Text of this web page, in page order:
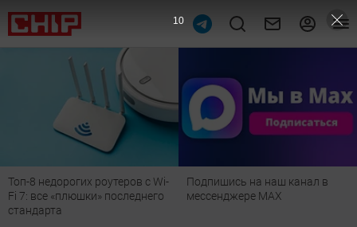
Топ-8 недорогих роутеров с Wi-
Fi 7: все «плюшки» последнего
стандарта
Подпишись на наш канал в
мессенджере МАХ
9